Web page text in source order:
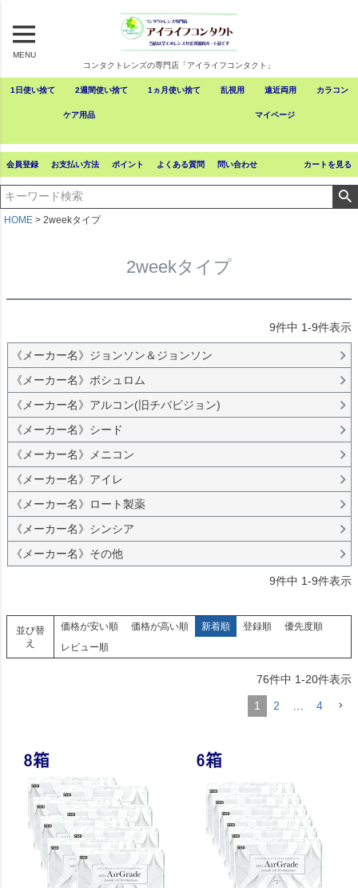
MENU
コンタクトレンズの専門店「アイライフコンタクト」
1日使い捨て 2週間使い捨て 1ヵ月使い捨て 乱視用 遠近両用 カラコン
ケア用品 マイページ
会員登録 お支払い方法 ポイント よくある質問 問い合わせ カートを見る
HOME 2weekタイプ
2weekタイプ
9件中 1-9件表示
《メーカー名》ジョンソン＆ジョンソン
《メーカー名》ボシュロム
《メーカー名》アルコン(旧チバビジョン)
《メーカー名》シード
《メーカー名》メニコン
《メーカー名》アイレ
《メーカー名》ロート製薬
《メーカー名》シンシア
《メーカー名》その他
9件中 1-9件表示
並び替
え
価格が安い順 価格が高い順 新着順 登録順
優先度順
レビュー順
76件中 1-20件表示
1 2 … 4